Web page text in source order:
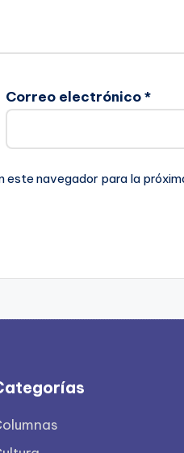
Correo electrónico*
navegador para la